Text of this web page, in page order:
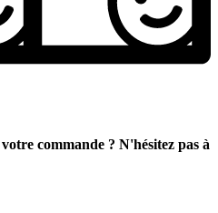
commande ? N'hésitez pas à